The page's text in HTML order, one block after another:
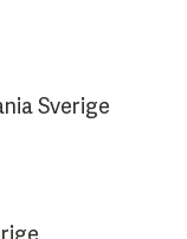
Sverige